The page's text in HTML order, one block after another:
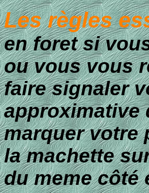
Les règles
en foret si
ou vous vous
faire signaler
approximative
marquer votre
la machette
du meme côté